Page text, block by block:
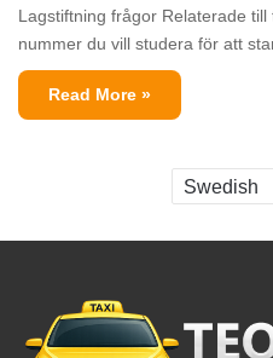
Lagstiftning frågor Relaterade
nummer du vill studera för att
Read More »